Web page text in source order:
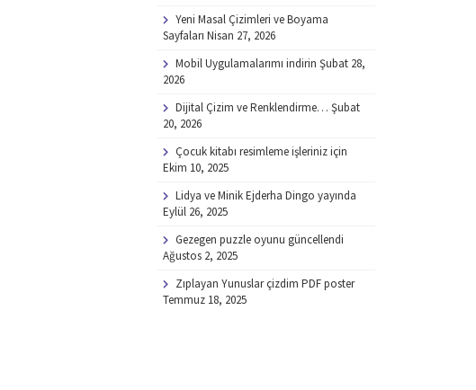
Yeni Masal Çizimleri ve Boyama
Sayfaları Nisan 27, 2026
Mobil Uygulamalarımı indirin Şubat 28,
2026
Dijital Çizim ve Renklendirme… Şubat
20, 2026
Çocuk kitabı resimleme işleriniz için
Ekim 10, 2025
Lidya ve Minik Ejderha Dingo yayında
Eylül 26, 2025
Gezegen puzzle oyunu güncellendi
Ağustos 2, 2025
Zıplayan Yunuslar çizdim PDF poster
Temmuz 18, 2025